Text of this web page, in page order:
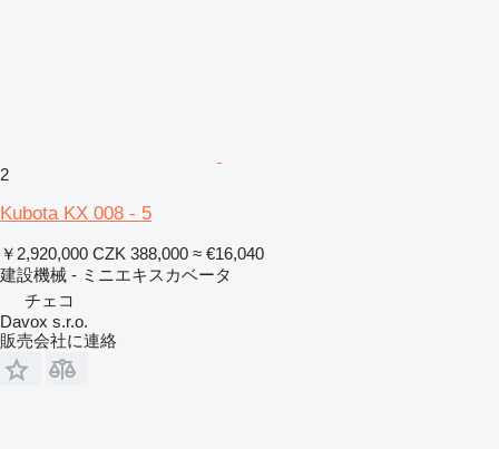
2
Kubota KX 008 - 5
￥2,920,000 CZK 388,000 ≈ €16,040
建設機械 - ミニエキスカベータ
チェコ
Davox s.r.o.
販売会社に連絡